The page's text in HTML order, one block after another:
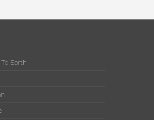
Earth